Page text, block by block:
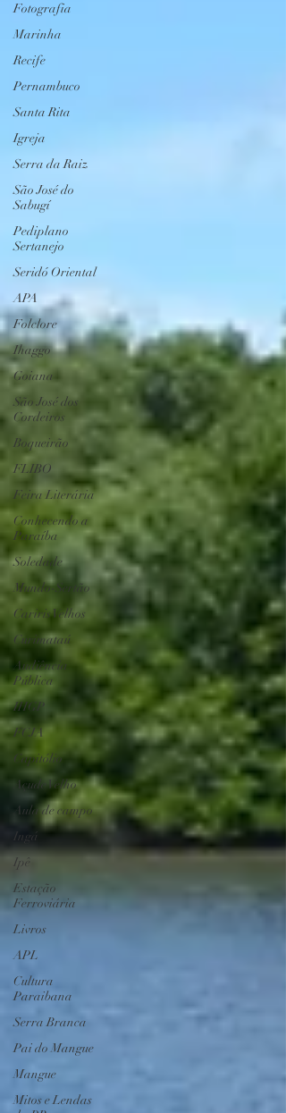
Fotografia
Marinha
Recife
Pernambuco
Santa Rita
Igreja
Serra da Raiz
São José do
Sabugí
Pediplano
Sertanejo
Seridó Oriental
APA
Folclore
Ihaggo
Goiana
São José dos
Cordeiros
Boqueirão
FLIBO
Feira Literária
Conhecendo a
Paraíba
Soledade
Mundo-Sertão
Cariris Velhos
Curimataú
Audiência
Pública
IHGP
FCJA
Capitólio
Açude Velho
Aula de campo
Ingá
Ipê
Estação
Ferroviária
Livros
APL
Cultura
Paraibana
Serra Branca
Pai do Mangue
Mangue
Mitos e Lendas